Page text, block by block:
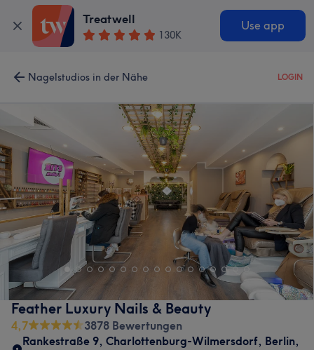
Treatwell
130K
Use app
Nagelstudios in der Nähe LOGIN
Feather Luxury Nails & Beauty
4,7
3878 Bewertungen
Rankestraße 9, Charlottenburg-Wilmersdorf, Berlin,